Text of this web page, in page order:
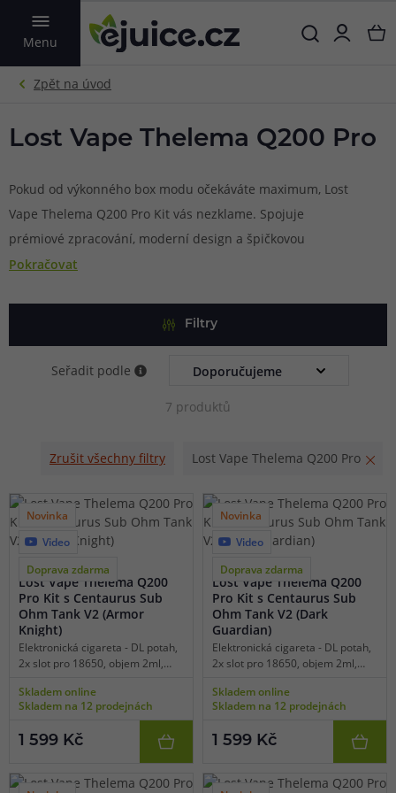
Menu
VYHLEDAT
Lost Vape Thelema Q200 Pro
Pokud od výkonného box modu očekáváte maximum, Lost
Vape Thelema Q200 Pro Kit vás nezklame. Spojuje
prémiové zpracování, moderní design a špičkovou
elektroniku Quest X 3.0 s výkonem až 200 W, díky čemuž
dostatek výkonu pro náročné DL vapování, zatímco
motivů dodává zařízení osobitý styl. Součástí kitu je navíc
regulací airflow, praktickým horním plněním a vynikajícím
sladěnou sestavu pro vapery hledající špičkový výkon bez
kompromisů.
Pokračovat
Filtry
Seřadit podle
7 produktů
Zrušit všechny filtry Lost Vape Thelema Q200 Pro
Novinka
Video
Doprava zdarma
6 barev
Lost Vape Thelema Q200
Pro Kit s Centaurus Sub
Ohm Tank V2 (Armor
Knight)
Elektronická cigareta - DL potah,
2x slot pro 18650, objem 2ml,
dobíjení USB-C, regulace air-flow,
displej, manuální vypínač, široká
SS316, Ti, Ni, čipset Quest X 3.0,
zpracování, platforma žhavících
Skladem online
Skladem na 12 prodejnách
1 599 Kč
Novinka
Video
Doprava zdarma
6 barev
Lost Vape Thelema Q200
Pro Kit s Centaurus Sub
Ohm Tank V2 (Dark
Guardian)
Elektronická cigareta - DL potah,
2x slot pro 18650, objem 2ml,
dobíjení USB-C, regulace air-flow,
displej, manuální vypínač, široká
SS316, Ti, Ni, čipset Quest X 3.0,
zpracování, platforma žhavících
Skladem online
Skladem na 12 prodejnách
1 599 Kč